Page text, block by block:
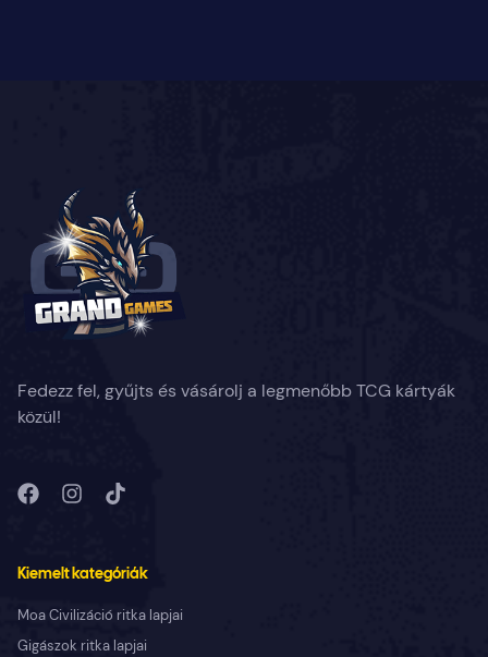
Fedezz fel, gyűjts és vásárolj a legmenőbb TCG kártyák
közül!
Kiemelt kategóriák
Moa Civilizáció ritka lapjai
Gigászok ritka lapjai